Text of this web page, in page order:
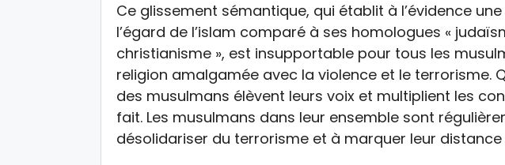
Ce glissement sémantique, qui établit à l’évidence
l’égard de l’islam comparé à ses homologues «
christianisme », est insupportable pour tous les
religion amalgamée avec la violence et le terrorisme.
des musulmans élèvent leurs voix et multiplient les
fait. Les musulmans dans leur ensemble sont
désolidariser du terrorisme et à marquer leur